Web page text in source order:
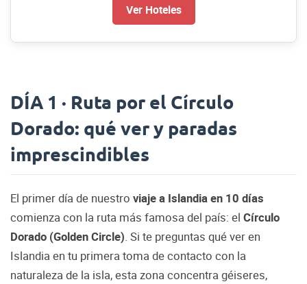
Ver Hoteles
DÍA 1 · Ruta por el Círculo
Dorado: qué ver y paradas
imprescindibles
El primer día de nuestro viaje a Islandia en 10 días
comienza con la ruta más famosa del país: el Círculo
Dorado (Golden Circle). Si te preguntas qué ver en
Islandia en tu primera toma de contacto con la
naturaleza de la isla, esta zona concentra géiseres,